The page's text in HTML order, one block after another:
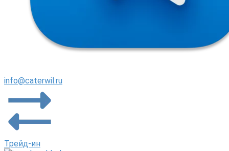
info@caterwil.ru
Трейд-ин